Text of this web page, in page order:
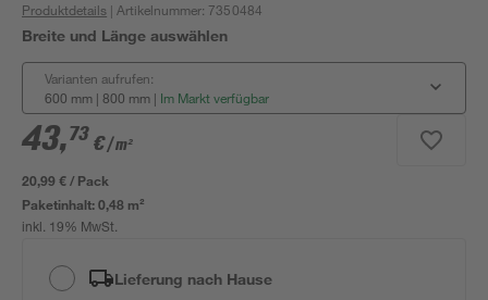
Produktdetails | Artikelnummer: 7350484
Breite und Länge auswählen
Varianten aufrufen:
600 mm | 800 mm | Im Markt verfügbar
43,73 €/ m²
20,99 € / Pack
Paketinhalt:0,48 m²
inkl. 19% MwSt.
Lieferung nach Hause